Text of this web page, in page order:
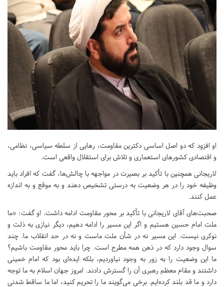
او افزود که دو اصل اساسی دکترین مقاومت، رهایی از سلطه سیاسی، نظامی،
و اقتصادی کشورهای استعماری و تلاش برای استقلال واقعی است.
لاریجانی همچنین با تأکید بر بصیرت در مواجهه با چالش‌ها، گفت که افراد باید
وظیفه خود را در هر وضعیت به درستی تشخیص دهند و به موقع و به اندازه
عمل کنند.
صحبت‌های آقای لاریجانی با تأکید بر محور مقاومت ادامه داشت. او گفت: «ما
ملت امام حسین هستیم و اگر این مسیر را ادامه دهیم، دیگر نیازی به ذلت و
نوکری نیست. این مسیر نه در شأن ملت ماست و نه در حد انقلاب ما. چند
سوال وجود دارد که در ذهن همه مطرح است. چرا باید محور مقاومت باشیم؟
ما این وضعیت را به زور به وجود نیاوردیم، بلکه ایده‌ای بود که امام خمینی
داشتند و مقام معظم رهبری آن را گسترش دادند. امروز جهان اسلام به ما توجه
دارد و ما قد بلند کرده‌ایم. برخی می‌گویند ما را تحریم کنید، اما ما ساقط ‌شدنی